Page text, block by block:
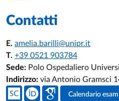
Contatti
E. amelia.barilli@unipr.it
T. +39 0521 903784
Sede: Polo Ospedaliero
Indirizzo: via Antonio Gramsci
Social del docente
Calendario